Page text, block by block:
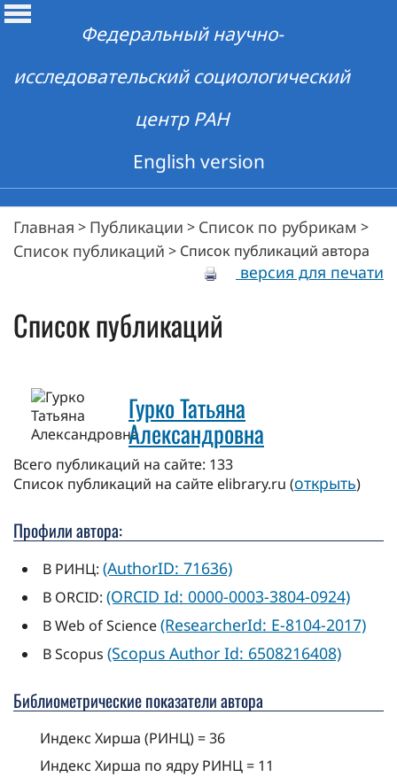
Федеральный научно-
исследовательский социологический
центр РАН
English version
Главная > Публикации > Список по рубрикам >
Список публикаций > Список публикаций автора
версия для печати
Список публикаций
Гурко Татьяна
Александровна
Всего публикаций на сайте: 133
Cписок публикаций на сайте elibrary.ru (открыть)
Профили автора:
В РИНЦ:(AuthorID: 71636)
В ORCID:(ORCID Id: 0000-0003-3804-0924)
В Web of Science(ResearcherId: E-8104-2017)
В Scopus(Scopus Author Id: 6508216408)
Библиометрические показатели автора
Индекс Хирша (РИНЦ) = 36
Индекс Хирша по ядру РИНЦ = 11